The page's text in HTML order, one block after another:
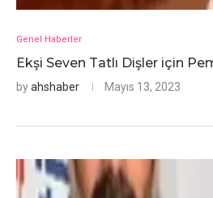
Genel Haberler
Ekşi Seven Tatlı Dişler için
byahshaber Mayıs 13, 2023